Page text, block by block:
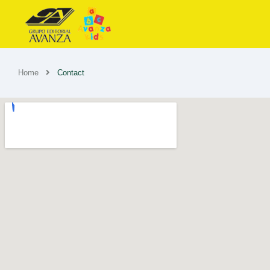
Home Contact